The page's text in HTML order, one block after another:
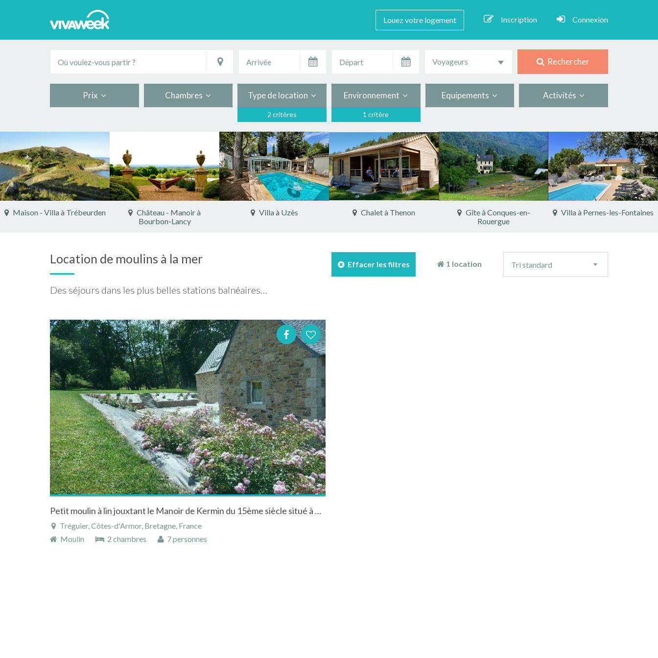
Louez votre logement Inscription Connexion
Voyageurs Rechercher
Prix Chambres Type de location
2 critères
Environnement
1 critère
Equipements Activités
Maison - Villa à Trébeurden
Château - Manoir à
Bourbon-Lancy
Villa à Uzès Chalet à Thenon
Gîte à Conques-en-
Rouergue
Villa à Pernes-les-Fontaines
Location de moulins à la mer
Des séjours dans les plus belles stations balnéaires…
Effacer les filtres 1 location
tri
Tri standard
Petit moulin à lin jouxtant le Manoir de Kermin du 15ème siècle situé à Minihy Treguier
Tréguier, Côtes-d'Armor, Bretagne, France
Moulin
2 chambres 7 personnes